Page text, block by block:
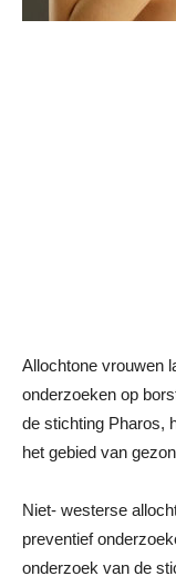
Allochtone vrouwen
onderzoeken op
de stichting Pharos,
het gebied van
Niet- westerse
preventief
onderzoek van de